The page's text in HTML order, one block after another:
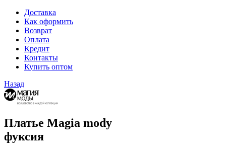
Доставка
Как оформить
Возврат
Оплата
Кредит
Контакты
Купить оптом
Назад
Платье Magia mody
фуксия